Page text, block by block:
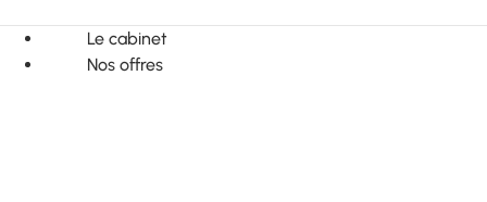
Le cabinet
Nos offres